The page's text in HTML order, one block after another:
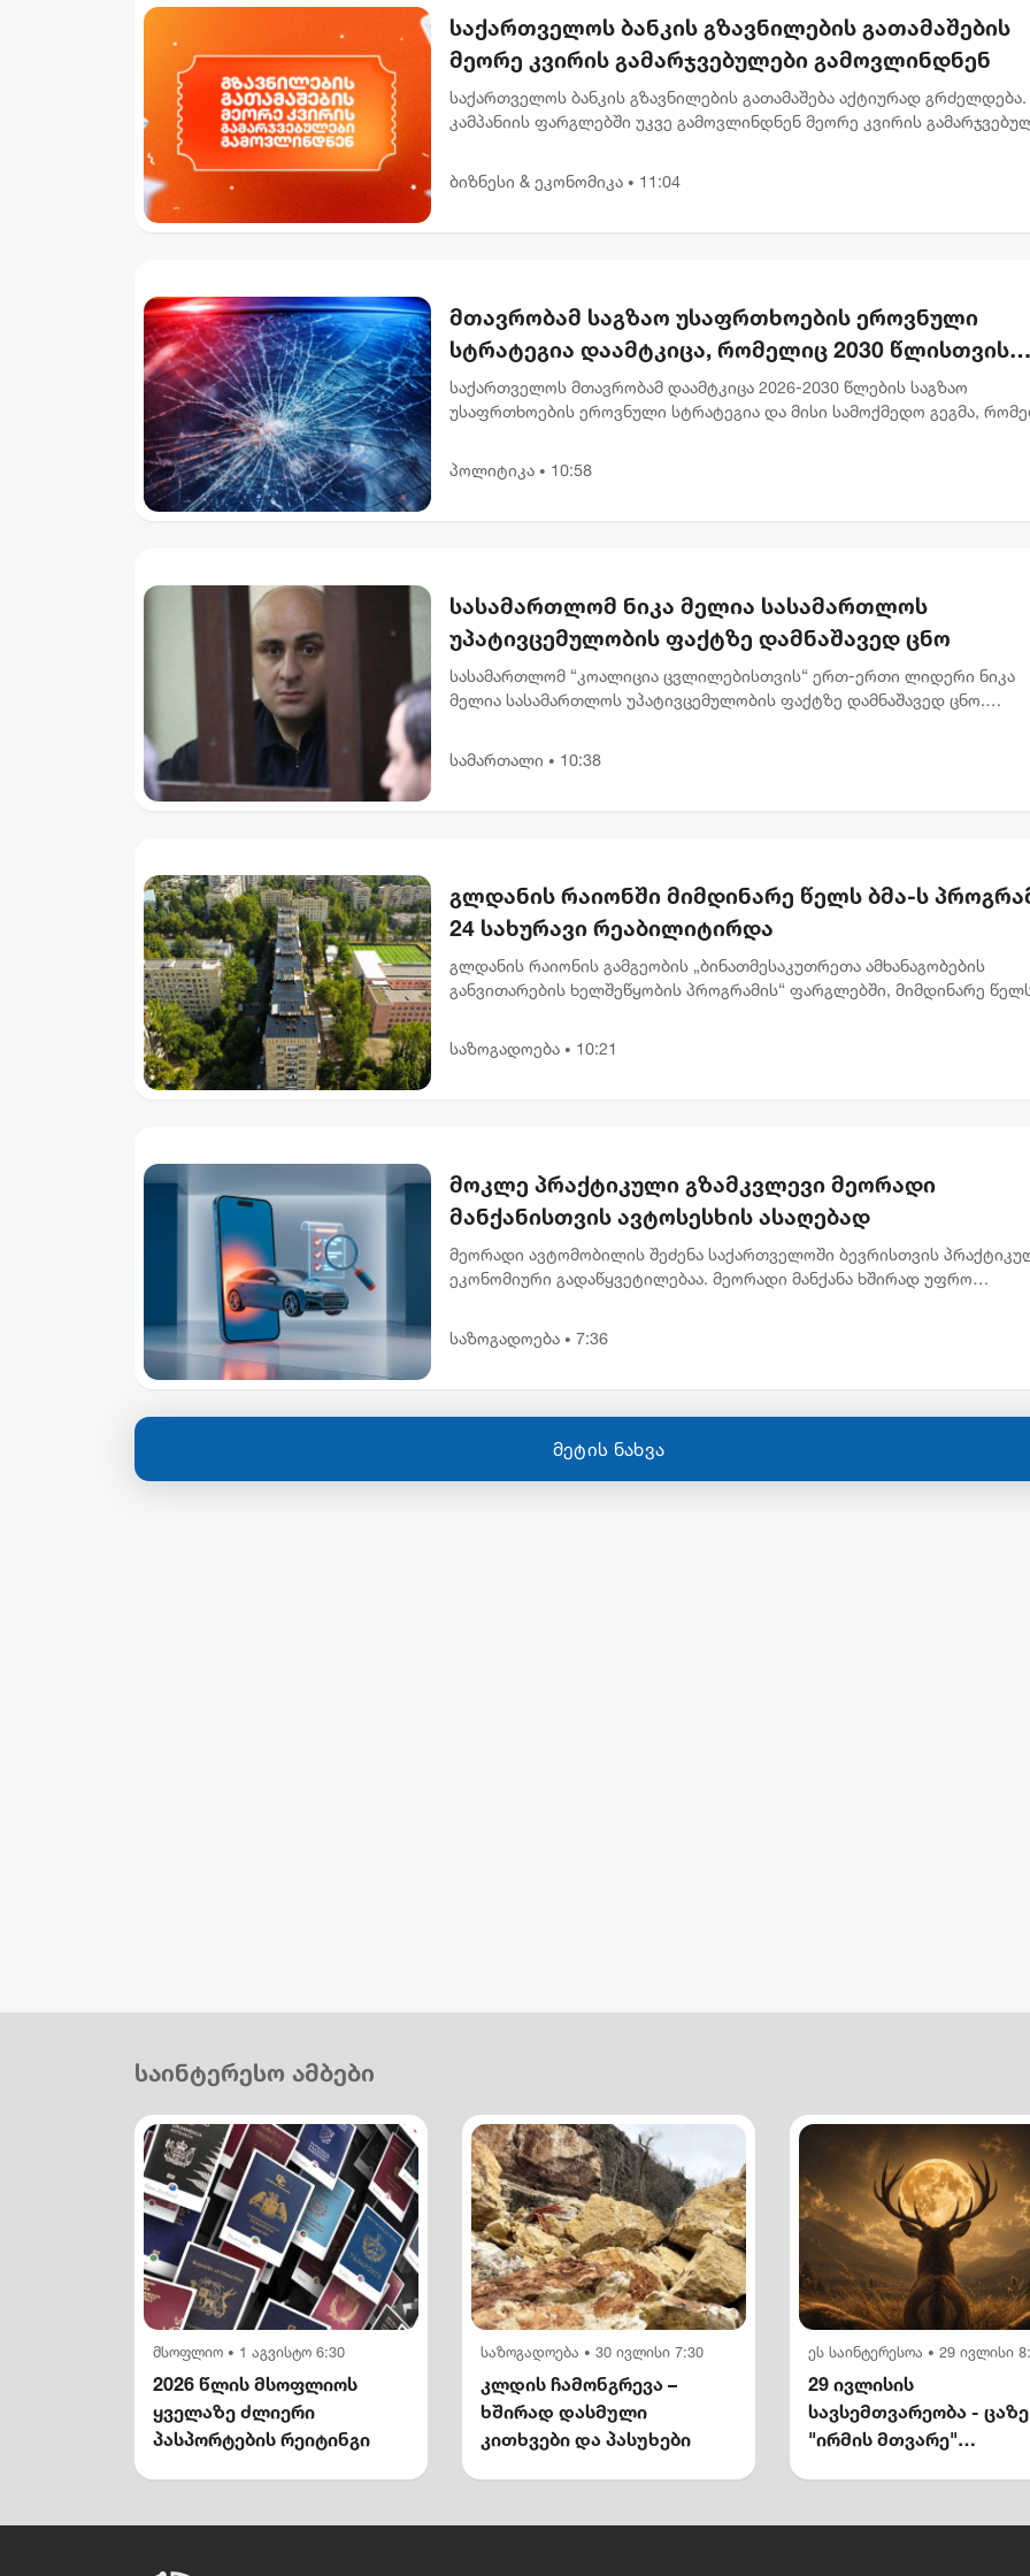
საქართველოს ბანკის გზავნილების გათამაშების
მეორე კვირის გამარჯვებულები გამოვლინდნენ
საქართველოს ბანკის გზავნილების გათამაშება აქტიურად გრძელდება.
კამპანიის ფარგლებში უკვე გამოვლინდნენ მეორე კვირის
ბიზნესი & ეკონომიკა • 11:04
მთავრობამ საგზაო უსაფრთხოების ეროვნული
სტრატეგია დაამტკიცა, რომელიც 2030 წლისთვის
დაშავებულთა და დაღუპულთა რაოდენობის 25%-
ით შემცირებას ითვალისწინებს
საქართველოს მთავრობამ დაამტკიცა 2026-2030 წლების საგზაო
უსაფრთხოების ეროვნული სტრატეგია და მისი სამოქმედო გეგმა,
დაღუპულთა რაოდენობის 2...
პოლიტიკა • 10:58
სასამართლომ ნიკა მელია სასამართლოს
უპატივცემულობის ფაქტზე დამნაშავედ ცნო
სასამართლომ “კოალიცია ცვლილებისთვის“ ერთ-ერთი ლიდერი ნიკა
მელია სასამართლოს უპატივცემულობის ფაქტზე დამნაშავედ ცნო.
სამართალი • 10:38
გლდანის რაიონში მიმდინარე წელს ბმა-ს
24 სახურავი რეაბილიტირდა
გლდანის რაიონის გამგეობის „ბინათმესაკუთრეთა ამხანაგობების
განვითარების ხელშეწყობის პროგრამის“ ფარგლებში, მიმდინარე
მისამართზე განხო...
საზოგადოება • 10:21
მოკლე პრაქტიკული გზამკვლევი მეორადი
მანქანისთვის ავტოსესხის ასაღებად
მეორადი ავტომობილის შეძენა საქართველოში ბევრისთვის
ეკონომიური გადაწყვეტილებაა. მეორადი მანქანა ხშირად უფრო
საზოგადოება • 7:36
მეტის ნახვა
საინტერესო ამბები
მსოფლიო • 1 აგვისტო 6:30
2026 წლის მსოფლიოს
ყველაზე ძლიერი
პასპორტების რეიტინგი
საზოგადოება • 30 ივლისი 7:30
კლდის ჩამონგრევა –
ხშირად დასმული
კითხვები და პასუხები
ეს საინტერესოა • 29 ივლისი
29 ივლისის
სავსემთვარეობა - ცაზე
"ირმის მთვარე"